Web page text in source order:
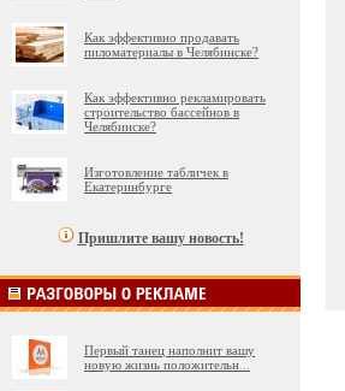
Как эффективно продавать
пиломатериалы в Челябинске?
Как эффективно рекламировать
строительство бассейнов в
Челябинске?
Изготовление табличек в
Екатеринбурге
Пришлите вашу новость!
Первый танец наполнит вашу
новую жизнь положительн